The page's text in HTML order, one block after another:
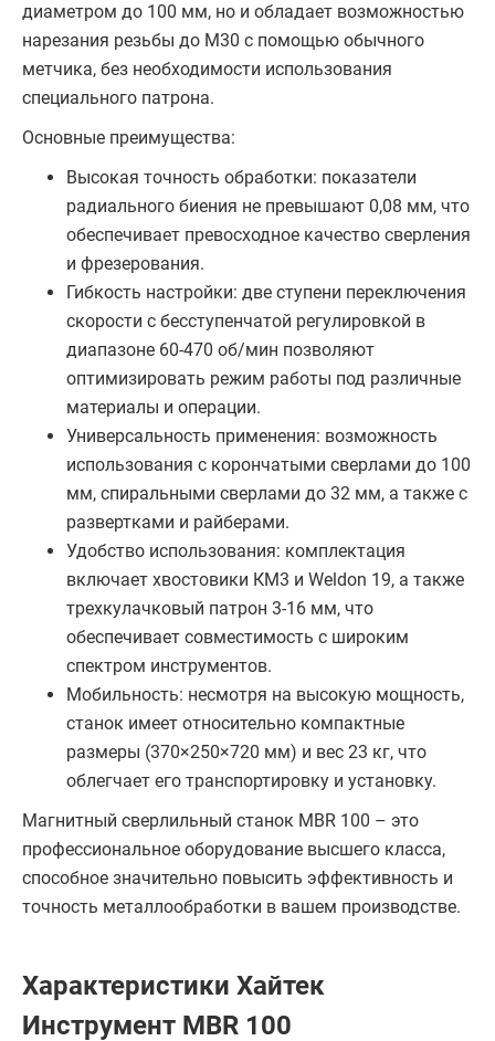
диаметром до 100 мм, но и обладает возможностью
нарезания резьбы до М30 с помощью обычного
метчика, без необходимости использования
специального патрона.
Основные преимущества:
Высокая точность обработки: показатели
радиального биения не превышают 0,08 мм, что
обеспечивает превосходное качество сверления
и фрезерования.
Гибкость настройки: две ступени переключения
скорости с бесступенчатой регулировкой в
диапазоне 60-470 об/мин позволяют
оптимизировать режим работы под различные
материалы и операции.
Универсальность применения: возможность
использования с корончатыми сверлами до 100
мм, спиральными сверлами до 32 мм, а также с
развертками и райберами.
Удобство использования: комплектация
включает хвостовики КМ3 и Weldon 19, а также
трехкулачковый патрон 3-16 мм, что
обеспечивает совместимость с широким
спектром инструментов.
Мобильность: несмотря на высокую мощность,
станок имеет относительно компактные
размеры (370×250×720 мм) и вес 23 кг, что
облегчает его транспортировку и установку.
Магнитный сверлильный станок MBR 100 – это
профессиональное оборудование высшего класса,
способное значительно повысить эффективность и
точность металлообработки в вашем производстве.
Характеристики Хайтек
Инструмент MBR 100